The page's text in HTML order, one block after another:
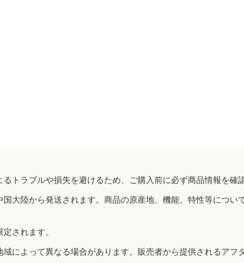
トラブルや損失を避けるため、ご購入前に必ず商品情報を確
大陸から発送されます。商品の原産地、機能、特性等につ
されます。
によって異なる場合があります。販売者から提供されるアフ